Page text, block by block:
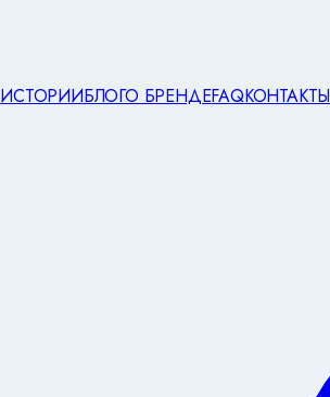
ИСТОРИИБЛОГО БРЕНДЕFAQКОНТАКТЫ